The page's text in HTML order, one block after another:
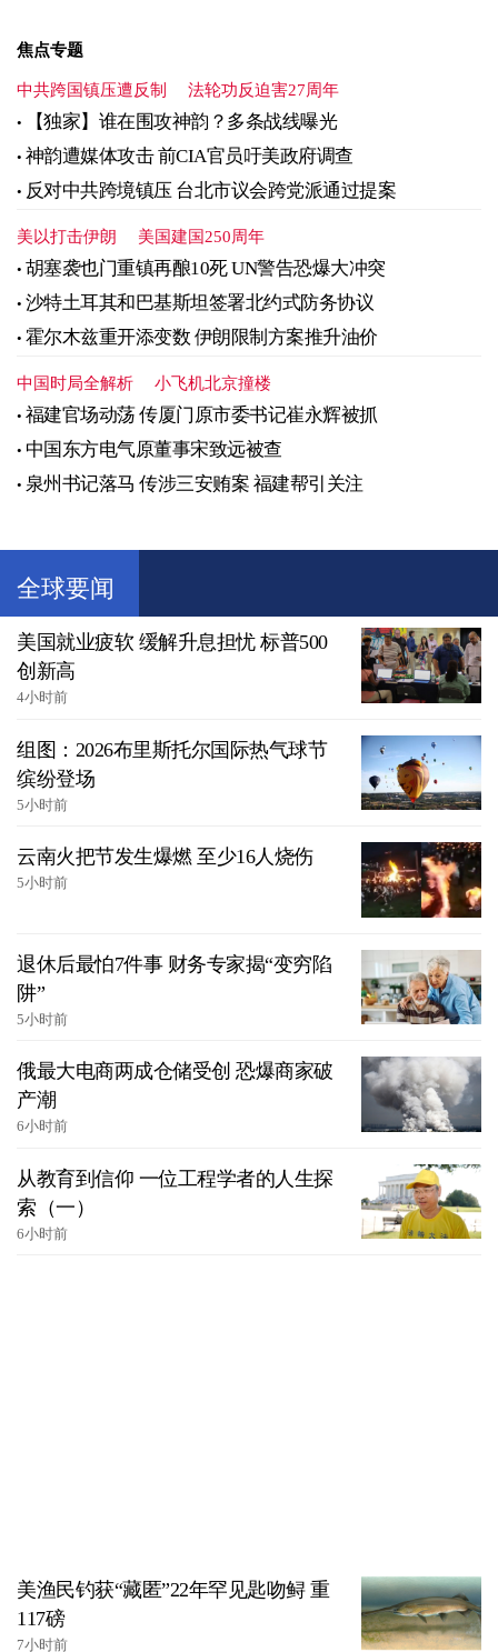
焦点专题
中共跨国镇压遭反制 法轮功反迫害27周年
【独家】谁在围攻神韵？多条战线曝光
神韵遭媒体攻击 前CIA官员吁美政府调查
反对中共跨境镇压 台北市议会跨党派通过提案
美以打击伊朗 美国建国250周年
胡塞袭也门重镇再酿10死 UN警告恐爆大冲突
沙特土耳其和巴基斯坦签署北约式防务协议
霍尔木兹重开添变数 伊朗限制方案推升油价
中国时局全解析 小飞机北京撞楼
福建官场动荡 传厦门原市委书记崔永辉被抓
中国东方电气原董事宋致远被查
泉州书记落马 传涉三安贿案 福建帮引关注
全球要闻
美国就业疲软 缓解升息担忧 标普500
创新高
4小时前
组图：2026布里斯托尔国际热气球节
缤纷登场
5小时前
云南火把节发生爆燃 至少16人烧伤
5小时前
退休后最怕7件事 财务专家揭“变穷陷
阱”
5小时前
俄最大电商两成仓储受创 恐爆商家破
产潮
6小时前
从教育到信仰 一位工程学者的人生探
索（一）
6小时前
美渔民钓获“藏匿”22年罕见匙吻鲟 重
117磅
7小时前